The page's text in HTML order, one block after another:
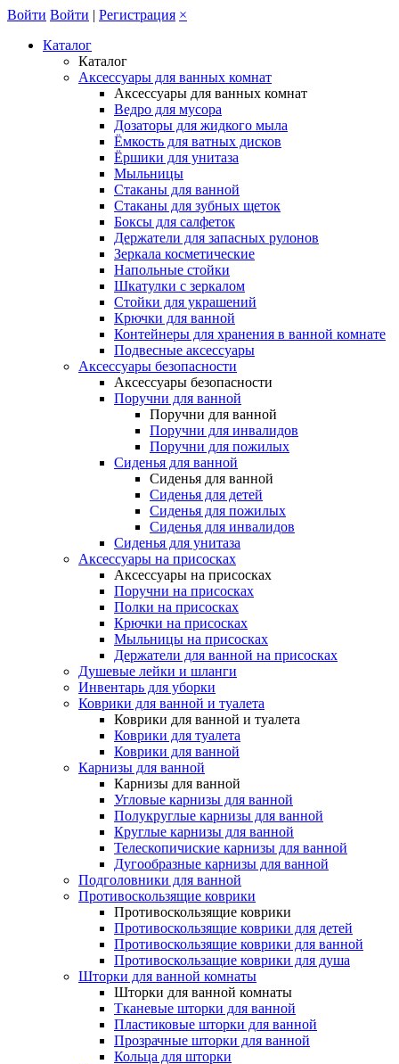
Войти Войти | Регистрация ×
Каталог
Каталог
Аксессуары для ванных комнат
Аксессуары для ванных комнат
Ведро для мусора
Дозаторы для жидкого мыла
Ёмкость для ватных дисков
Ёршики для унитаза
Мыльницы
Стаканы для ванной
Стаканы для зубных щеток
Боксы для салфеток
Держатели для запасных рулонов
Зеркала косметические
Напольные стойки
Шкатулки с зеркалом
Стойки для украшений
Крючки для ванной
Контейнеры для хранения в ванной комнате
Подвесные аксессуары
Аксессуары безопасности
Аксессуары безопасности
Поручни для ванной
Поручни для ванной
Поручни для инвалидов
Поручни для пожилых
Сиденья для ванной
Сиденья для ванной
Сиденья для детей
Сиденья для пожилых
Сиденья для инвалидов
Сиденья для унитаза
Аксессуары на присосках
Аксессуары на присосках
Поручни на присосках
Полки на присосках
Крючки на присосках
Мыльницы на присосках
Держатели для ванной на присосках
Душевые лейки и шланги
Инвентарь для уборки
Коврики для ванной и туалета
Коврики для ванной и туалета
Коврики для туалета
Коврики для ванной
Карнизы для ванной
Карнизы для ванной
Угловые карнизы для ванной
Полукруглые карнизы для ванной
Круглые карнизы для ванной
Телескопичиские карнизы для ванной
Дугообразные карнизы для ванной
Подголовники для ванной
Противоскользящие коврики
Противоскользящие коврики
Противоскользящие коврики для детей
Противоскользящие коврики для ванной
Противоскользащие коврики для душа
Шторки для ванной комнаты
Шторки для ванной комнаты
Тканевые шторки для ванной
Пластиковые шторки для ванной
Прозрачные шторки для ванной
Кольца для шторки